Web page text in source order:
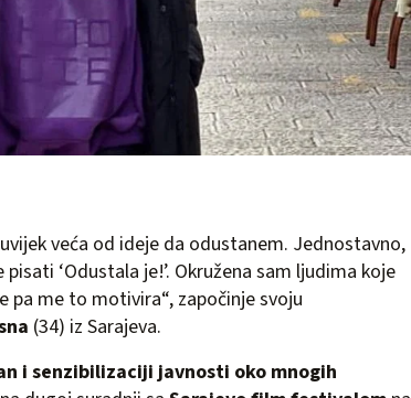
veća od ideje da odustanem. Jednostavno,
‘Odustala je!’. Okružena sam ljudima koje
pa me to motivira“, započinje svoju
(34) iz Sarajeva.
i senzibilizaciji javnosti oko mnogih